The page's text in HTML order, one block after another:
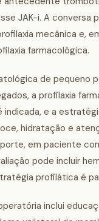
JAK-i. A conversa
mecânica e,
farmacológica.
de pequeno
a profilaxia
indicada, e a
hidratação e
em paciente
pode incluir
profilática é
inclui